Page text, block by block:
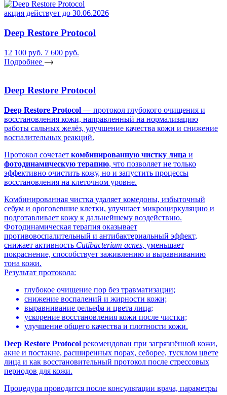
акция действует до 30.06.2026
Deep Restore Protocol
12 100 руб. 7 600 руб.
Подробнее
Deep Restore Protocol
Deep Restore Protocol — протокол глубокого очищения и
восстановления кожи, направленный на нормализацию
работы сальных желёз, улучшение качества кожи и снижение
воспалительных реакций.
Протокол сочетает комбинированную чистку лица и
фотодинамическую терапию, что позволяет не только
эффективно очистить кожу, но и запустить процессы
восстановления на клеточном уровне.
Комбинированная чистка удаляет комедоны, избыточный
себум и ороговевшие клетки, улучшает микроциркуляцию и
подготавливает кожу к дальнейшему воздействию.
Фотодинамическая терапия оказывает
противовоспалительный и антибактериальный эффект,
снижает активность Cutibacterium acnes, уменьшает
покраснение, способствует заживлению и выравниванию
тона кожи.
Результат протокола:
глубокое очищение пор без травматизации;
снижение воспалений и жирности кожи;
выравнивание рельефа и цвета лица;
ускорение восстановления кожи после чистки;
улучшение общего качества и плотности кожи.
Deep Restore Protocol рекомендован при загрязнённой кожи,
акне и постакне, расширенных порах, себорее, тусклом цвете
лица и как восстановительный протокол после стрессовых
периодов для кожи.
Процедура проводится после консультации врача, параметры